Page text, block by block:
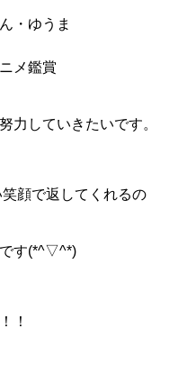
ゆうま
鑑賞
力していきたいです。
顔で返してくれるの
す(*^▽^*)
！